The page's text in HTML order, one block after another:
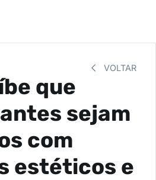
VOLTAR
que
sejam
com
estéticos e